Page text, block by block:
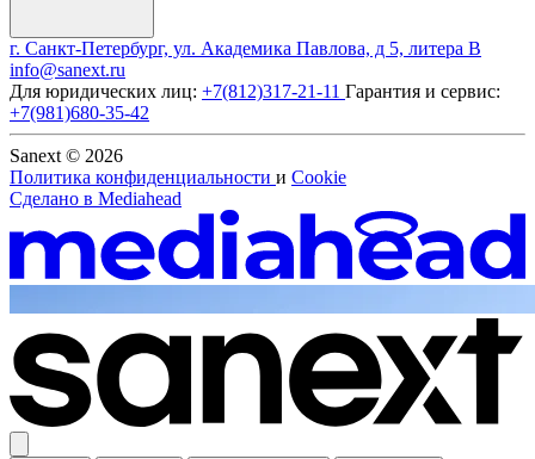
г. Санкт-Петербург, ул. Академика Павлова, д 5, литера В
info@sanext.ru
Для юридических лиц: +7(812)317-21-11 Гарантия и сервис:
+7(981)680-35-42
Sanext © 2026
Политика конфиденциальности и Cookie
Сделано в Mediahead